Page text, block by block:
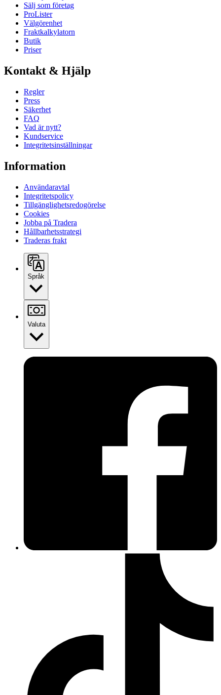
Sälj som företag
ProLister
Välgörenhet
Fraktkalkylatorn
Butik
Priser
Kontakt & Hjälp
Regler
Press
Säkerhet
FAQ
Vad är nytt?
Kundservice
Integritetsinställningar
Information
Användaravtal
Integritetspolicy
Tillgänglighetsredogörelse
Cookies
Jobba på Tradera
Hållbarhetsstrategi
Traderas frakt
Språk
Valuta